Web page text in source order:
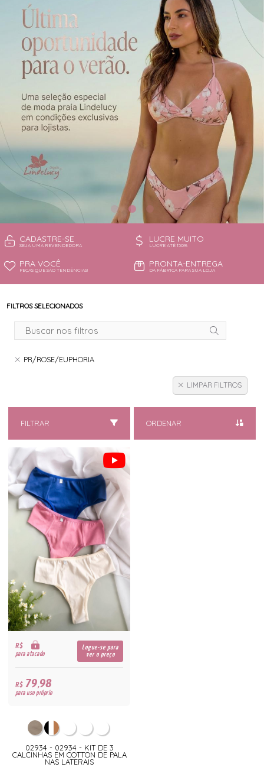
CONJUNTO
CONJUNTO BIQUÍNI
PIJAMA DE VERÃO
ROBE
TOP
TODOS DE OUTLET
CADASTRE-SE
SEJA UMA REVENDEDORA
LUCRE MUITO
LUCRE ATÉ 150%
PRA VOCÊ
PEÇAS QUE SÃO TENDÊNCIAS!
PRONTA-ENTREGA
DA FÁBRICA PARA SUA LOJA
FILTROS SELECIONADOS
PR/ROSE/EUPHORIA
LIMPAR FILTROS
FILTRAR ORDENAR
R$
para atacado
Logue-se para
ver o preço
R$79,98
para uso próprio
02934 - 02934 - KIT DE 3
CALCINHAS EM COTTON DE PALA
NAS LATERAIS